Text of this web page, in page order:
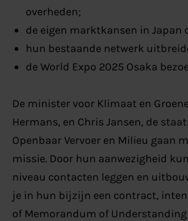
overheden;
de eigen marktkansen in Japan
hun bestaande netwerk
de World Expo 2025 Osaka
De minister voor Klimaat en
Hermans, en Chris Jansen, de
Openbaar Vervoer en Milieu gaan
missie. Door hun aanwezigheid
niveau contacten leggen en
je in hun bijzijn een contract,
of Memorandum of Understanding